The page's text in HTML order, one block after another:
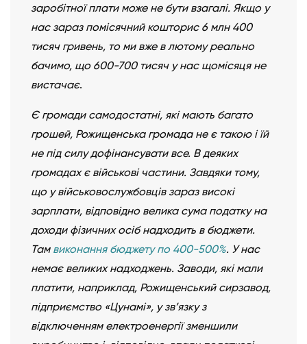
заробітної плати може не бути взагалі. Якщо у
нас зараз помісячний кошторис 6 млн 400
тисяч гривень, то ми вже в лютому реально
бачимо, що 600-700 тисяч у нас щомісяця не
вистачає.
Є громади самодостатні, які мають багато
грошей, Рожищенська громада не є такою і їй
не під силу дофінансувати все. В деяких
громадах є військові частини. Завдяки тому,
що у військовослужбовців зараз високі
зарплати, відповідно велика сума податку на
доходи фізичних осіб надходить в бюджети.
Там виконання бюджету по 400-500%. У нас
немає великих надходжень. Заводи, які мали
платити, наприклад, Рожищенський сирзавод,
підприємство «Цунамі», у зв’язку з
відключенням електроенергії зменшили